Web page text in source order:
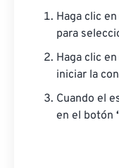
Haga clic
para
Haga clic
iniciar la
Cuando el
en el botón